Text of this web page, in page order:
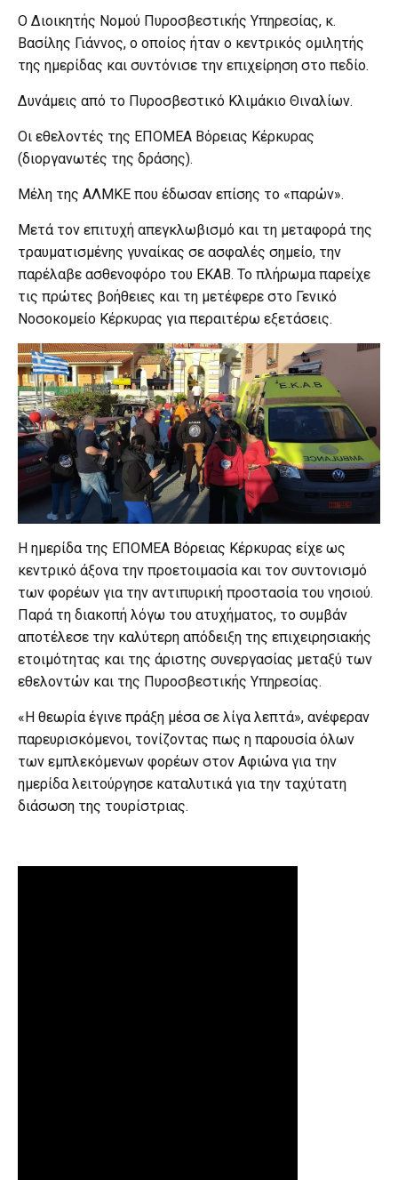
Ο Διοικητής Νομού Πυροσβεστικής Υπηρεσίας, κ.
Βασίλης Γιάννος, ο οποίος ήταν ο κεντρικός ομιλητής
της ημερίδας και συντόνισε την επιχείρηση στο πεδίο.
Δυνάμεις από το Πυροσβεστικό Κλιμάκιο Θιναλίων.
Οι εθελοντές της ΕΠΟΜΕΑ Βόρειας Κέρκυρας
(διοργανωτές της δράσης).
Μέλη της ΑΛΜΚΕ που έδωσαν επίσης το «παρών».
Μετά τον επιτυχή απεγκλωβισμό και τη μεταφορά της
τραυματισμένης γυναίκας σε ασφαλές σημείο, την
παρέλαβε ασθενοφόρο του ΕΚΑΒ. Το πλήρωμα παρείχε
τις πρώτες βοήθειες και τη μετέφερε στο Γενικό
Νοσοκομείο Κέρκυρας για περαιτέρω εξετάσεις.
Η ημερίδα της ΕΠΟΜΕΑ Βόρειας Κέρκυρας είχε ως
κεντρικό άξονα την προετοιμασία και τον συντονισμό
των φορέων για την αντιπυρική προστασία του νησιού.
Παρά τη διακοπή λόγω του ατυχήματος, το συμβάν
αποτέλεσε την καλύτερη απόδειξη της επιχειρησιακής
ετοιμότητας και της άριστης συνεργασίας μεταξύ των
εθελοντών και της Πυροσβεστικής Υπηρεσίας.
«Η θεωρία έγινε πράξη μέσα σε λίγα λεπτά», ανέφεραν
παρευρισκόμενοι, τονίζοντας πως η παρουσία όλων
των εμπλεκόμενων φορέων στον Αφιώνα για την
ημερίδα λειτούργησε καταλυτικά για την ταχύτατη
διάσωση της τουρίστριας.